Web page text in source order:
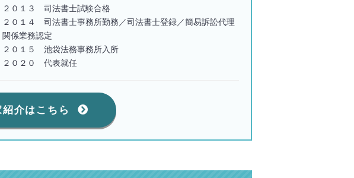
２０１３ 司法書士試験合格
２０１４ 司法書士事務所勤務／司法書士登録／簡易訴訟代理
関係業務認定
２０１５ 池袋法務事務所入所
２０２０ 代表就任
介はこちら